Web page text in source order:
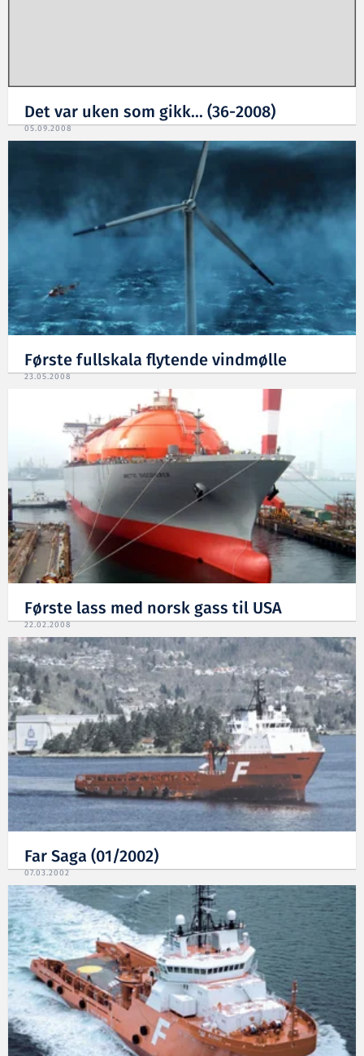
Det var uken som gikk... (36-2008)
05.09.2008
Første fullskala flytende vindmølle
23.05.2008
Første lass med norsk gass til USA
22.02.2008
Far Saga (01/2002)
07.03.2002